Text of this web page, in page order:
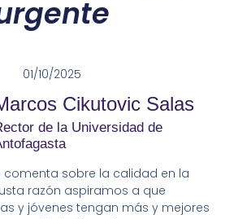
01/10/2025
Cikutovic Salas
de la Universidad de
comenta sobre la calidad en la
razón aspiramos a que
y jóvenes tengan más y mejores